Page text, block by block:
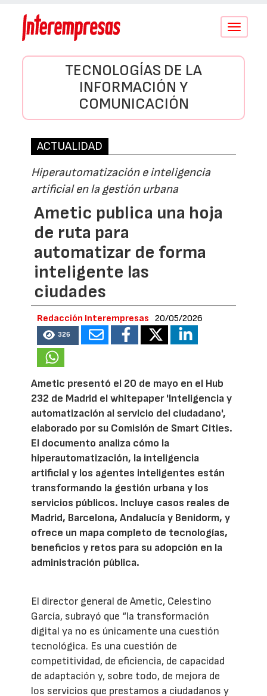
Conmutar
TECNOLOGÍAS DE LA
INFORMACIÓN Y
COMUNICACIÓN
ACTUALIDAD
Hiperautomatización e inteligencia
artificial en la gestión urbana
Ametic publica una hoja
de ruta para
automatizar de forma
inteligente las
ciudades
Redacción Interempresas 20/05/2026
326
Ametic presentó el 20 de mayo en el Hub
232 de Madrid el whitepaper 'Inteligencia y
automatización al servicio del ciudadano',
elaborado por su Comisión de Smart Cities.
El documento analiza cómo la
hiperautomatización, la inteligencia
artificial y los agentes inteligentes están
transformando la gestión urbana y los
servicios públicos. Incluye casos reales de
Madrid, Barcelona, Andalucía y Benidorm, y
ofrece un mapa completo de tecnologías,
beneficios y retos para su adopción en la
administración pública.
El director general de Ametic, Celestino
García, subrayó que “la transformación
digital ya no es únicamente una cuestión
tecnológica. Es una cuestión de
competitividad, de eficiencia, de capacidad
de adaptación y, sobre todo, de mejora de
los servicios que prestamos a ciudadanos y